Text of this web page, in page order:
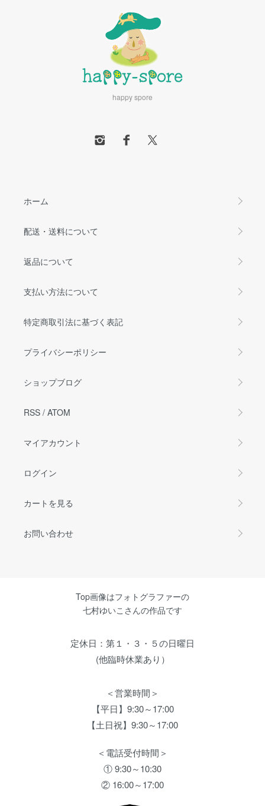
happy spore
ホーム
配送・送料について
返品について
支払い方法について
特定商取引法に基づく表記
プライバシーポリシー
ショップブログ
RSS / ATOM
マイアカウント
ログイン
カートを見る
お問い合わせ
Top画像はフォトグラファーの
七村ゆいこさんの作品です
定休日：第１・３・５の日曜日
(他臨時休業あり）
＜営業時間＞
【平日】9:30～17:00
【土日祝】9:30～17:00
＜電話受付時間＞
① 9:30～10:30
② 16:00～17:00